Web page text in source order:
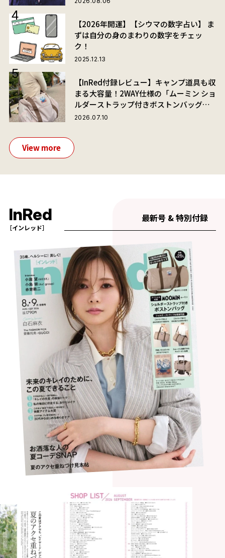
【2026年開運】【シウマの数字占い】 ま
ずは自分の身のまわりの数字をチェッ
ク！
2025.12.13
【InRed付録レビュー】キャンプ道具も収
まる大容量！2WAY仕様の「ムーミン ショ
ルダーストラップ付きボストンバッグ」
が夏旅におすすめな理由
2026.07.10
View more
InRed
［インレッド］
最新号 & 特別付録